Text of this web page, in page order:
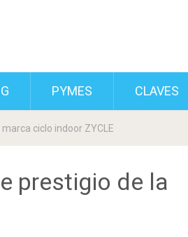
PYMES CLAVES
ciclo indoor ZYCLE
prestigio de la